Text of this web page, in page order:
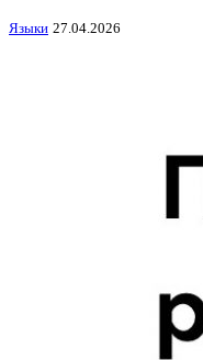
Языки 27.04.2026